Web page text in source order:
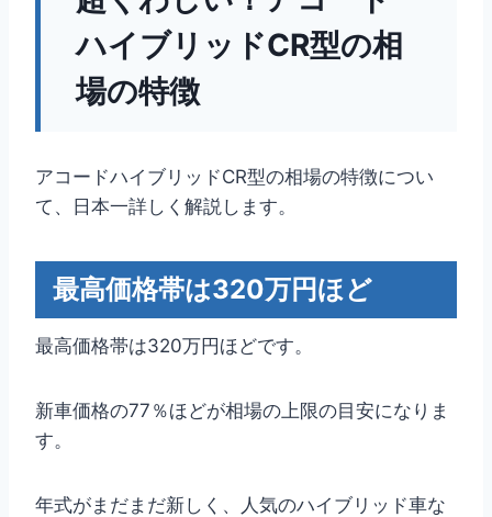
ハイブリッドCR型の相
場の特徴
アコードハイブリッドCR型の相場の特徴につい
て、日本一詳しく解説します。
最高価格帯は320万円ほど
最高価格帯は320万円ほどです。
新車価格の77％ほどが相場の上限の目安になりま
す。
年式がまだまだ新しく、人気のハイブリッド車な